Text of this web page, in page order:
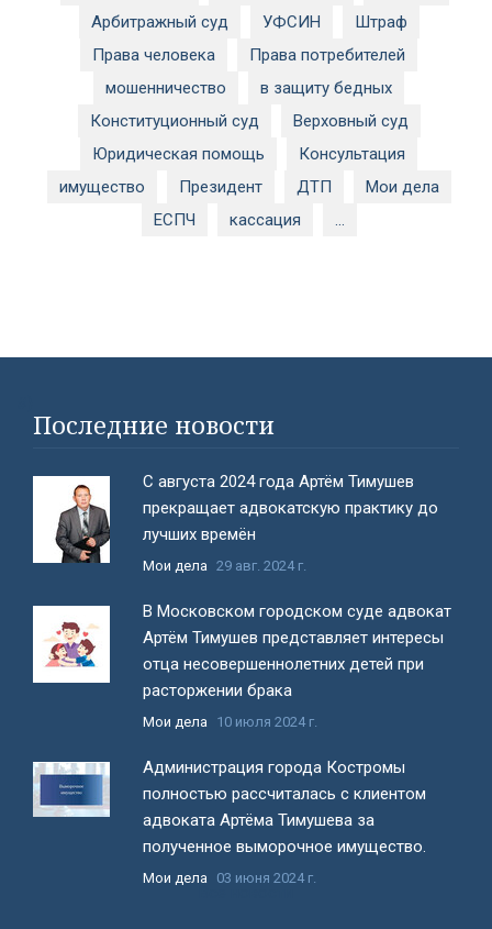
Арбитражный суд
УФСИН
Штраф
Права человека
Права потребителей
мошенничество
в защиту бедных
Конституционный суд
Верховный суд
Юридическая помощь
Консультация
имущество
Президент ДТП
Мои дела
ЕСПЧ
кассация ...
Последние новости
С августа 2024 года Артём Тимушев
прекращает адвокатскую практику до
лучших времён
Мои дела 29 авг. 2024 г.
В Московском городском суде адвокат
Артём Тимушев представляет интересы
отца несовершеннолетних детей при
расторжении брака
Мои дела 10 июля 2024 г.
Администрация города Костромы
полностью рассчиталась с клиентом
адвоката Артёма Тимушева за
полученное выморочное имущество.
Мои дела 03 июня 2024 г.